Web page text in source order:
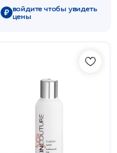
войдите чтобы увидеть
цены